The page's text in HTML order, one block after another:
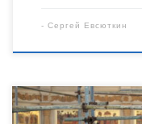
- Сергей Евсюткин
12 июля, в праздник